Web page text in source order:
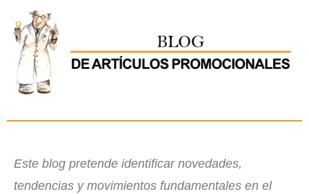
Este blog pretende identificar novedades,
tendencias y movimientos fundamentales en el